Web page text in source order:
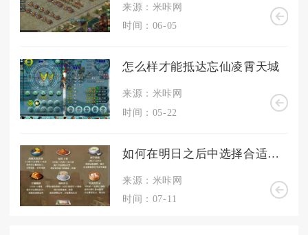
来源：米咔网
时间：06-05
怎么样才能抵达忘仙凌霄天城
来源：米咔网
时间：05-22
如何在明日之后中选择合适的职业
来源：米咔网
时间：07-11